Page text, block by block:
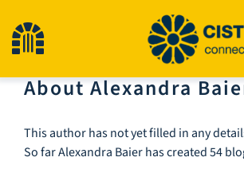
do
treściPrzełącz
nawigację
Obiekty dziedzictwa kulturowego
AboutAlexandra
This author has not yet filled in any
So far Alexandra Baier has created 54